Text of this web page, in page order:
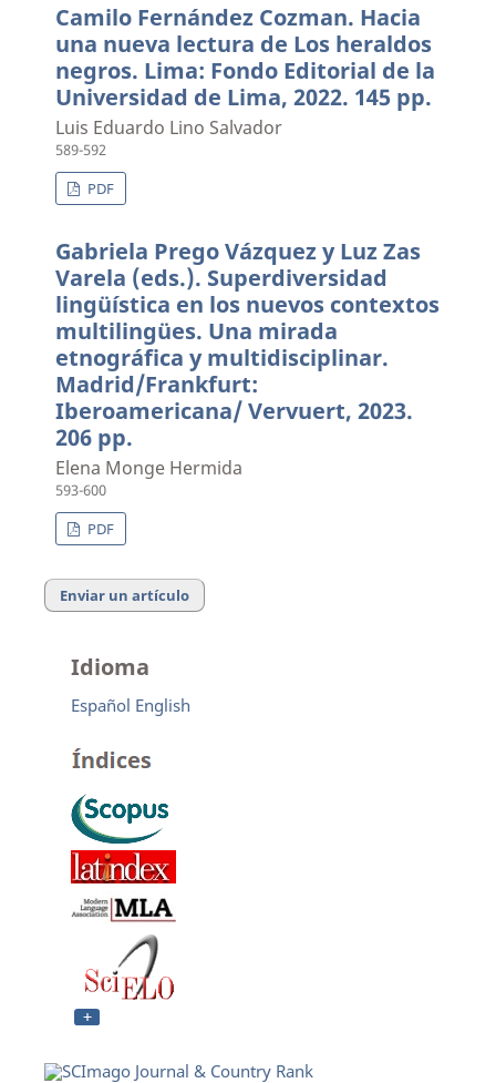
Camilo Fernández Cozman. Hacia
una nueva lectura de Los heraldos
negros. Lima: Fondo Editorial de la
Universidad de Lima, 2022. 145 pp.
Luis Eduardo Lino Salvador
589-592
PDF
Gabriela Prego Vázquez y Luz Zas
Varela (eds.). Superdiversidad
lingüística en los nuevos contextos
multilingües. Una mirada
etnográfica y multidisciplinar.
Madrid/Frankfurt:
Iberoamericana/ Vervuert, 2023.
206 pp.
Elena Monge Hermida
593-600
PDF
Enviar un artículo
Idioma
Español English